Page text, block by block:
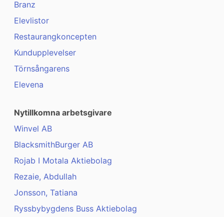
Branz
Elevlistor
Restaurangkoncepten
Kundupplevelser
Törnsångarens
Elevena
Nytillkomna arbetsgivare
Winvel AB
BlacksmithBurger AB
Rojab I Motala Aktiebolag
Rezaie, Abdullah
Jonsson, Tatiana
Ryssbybygdens Buss Aktiebolag